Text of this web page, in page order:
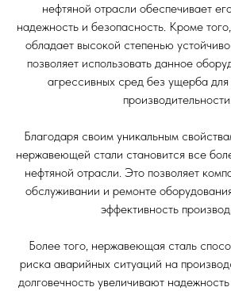
нефтяной отрасли обеспечивает
надежность и безопасность. Кроме
обладает высокой степенью
позволяет использовать данное
агрессивных сред без ущерба для
Благодаря своим уникальным
нержавеющей стали становится все
нефтяной отрасли. Это позволяет
обслуживании и ремонте
эффективность
Более того, нержавеющая сталь
риска аварийных ситуаций на
долговечность увеличивают